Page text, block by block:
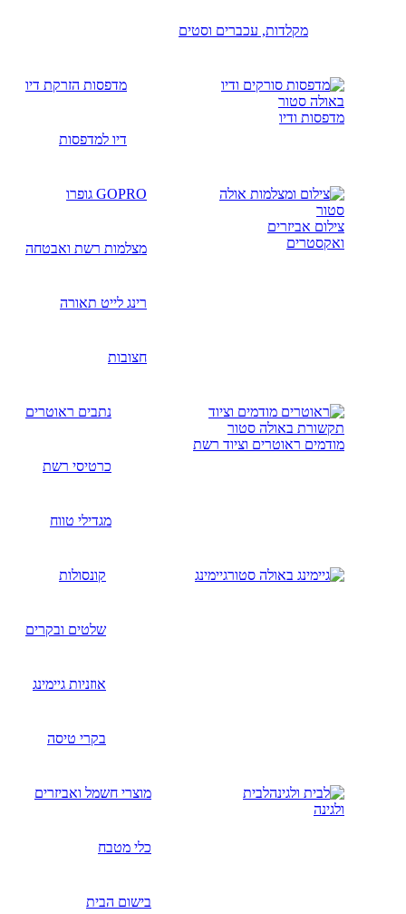
מקלדות, עכברים וסטים
מדפסות ודיו
מדפסות הזרקת דיו
דיו למדפסות
צילום אביזרים
ואקסטרים
GOPRO גופרו
מצלמות רשת ואבטחה
רינג לייט תאורה
חצובות
מודמים ראוטרים וציוד רשת
נתבים ראוטרים
כרטיסי רשת
מגדילי טווח
גיימינג קונסולות
שלטים ובקרים
אוזניות גיימינג
בקרי טיסה
לבית
ולגינה
מוצרי חשמל ואביזרים
כלי מטבח
בישום הבית